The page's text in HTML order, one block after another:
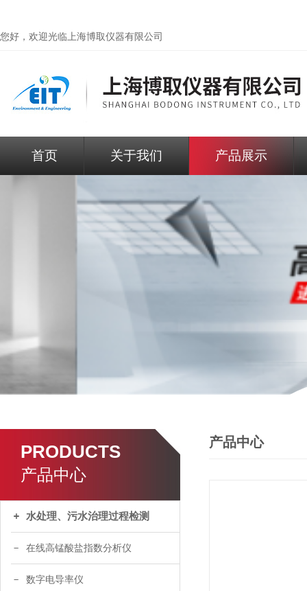
您好，欢迎光临上海博取仪器有限公司
首页 关于我们 产品展示
PRODUCTS
产品中心
水处理、污水治理过程检测
在线高锰酸盐指数分析仪
数字电导率仪
产品中心